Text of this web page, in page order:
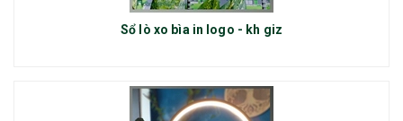
Sổ lò xo bìa in logo - kh giz